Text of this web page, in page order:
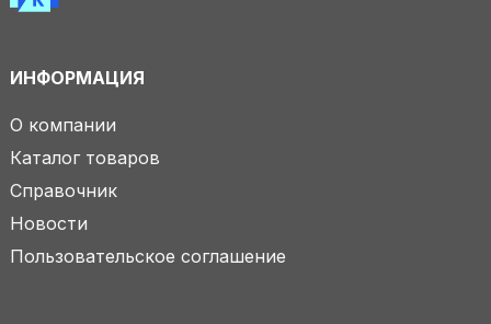
ИНФОРМАЦИЯ
О компании
Каталог товаров
Справочник
Новости
Пользовательское соглашение